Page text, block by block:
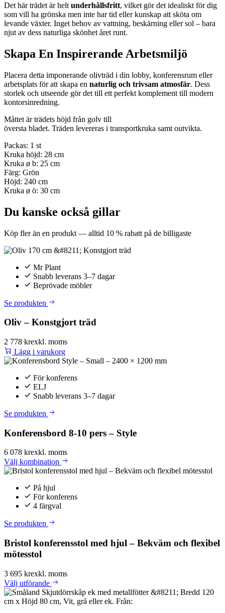
Det här trädet är helt underhållsfritt, vilket gör det idealiskt för dig
som vill ha grönska men inte har tid eller kunskap att sköta om
levande växter. Inget behov av vattning, beskärning eller sol – bara
njut av dess naturliga skönhet året runt.
Skapa En Inspirerande Arbetsmiljö
Placera detta imponerande olivträd i din lobby, konferensrum eller
arbetsplats för att skapa en naturlig och trivsam atmosfär. Dess
storlek och utseende gör det till ett perfekt komplement till modern
kontorsinredning.
Måttet är trädets höjd från golv till
översta bladet. Träden levereras i transportkruka samt outvikta.
Packas: 1 st
Kruka höjd: 28 cm
Kruka ø b: 25 cm
Färg: Grön
Höjd: 240 cm
Kruka ø ö: 30 cm
Du kanske också gillar
Köp fler än en produkt — alltid 10 % rabatt på de billigaste
Mr Plant
Snabb leverans 3–7 dagar
Beprövade möbler
Se produkten
Oliv – Konstgjort träd
2 778 krexkl. moms
Lägg i varukorg
För konferens
ELJ
Snabb leverans 3–7 dagar
Se produkten
Konferensbord 8-10 pers – Style
6 078 krexkl. moms
Välj kombination
På hjul
För konferens
4 färgval
Se produkten
Bristol konferensstol med hjul – Bekväm och flexibel
mötesstol
3 695 krexkl. moms
Välj utförande